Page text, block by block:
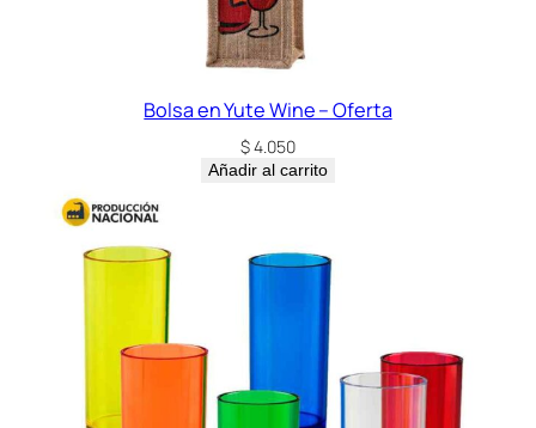
Bolsa en Yute Wine – Oferta
$4.050
Añadir al carrito